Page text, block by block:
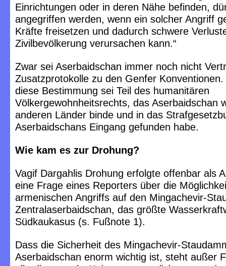
Einrichtungen oder in deren Nähe befinden,
angegriffen werden, wenn ein solcher Angriff
Kräfte freisetzen und dadurch schwere
Zivilbevölkerung verursachen kann.“
Zwar sei Aserbaidschan immer noch nicht
Zusatzprotokolle zu den Genfer
diese Bestimmung sei Teil des humanitären
Völkergewohnheitsrechts, das Aserbaidschan
anderen Länder binde und in das
Aserbaidschans Eingang gefunden habe.
Wie kam es zur Drohung?
Vagif Dargahlis Drohung erfolgte offenbar als
eine Frage eines Reporters über die
armenischen Angriffs auf den Mingachevir-
Zentralaserbaidschan, das größte
Südkaukasus (s. Fußnote 1).
Dass die Sicherheit des Mingachevir-
Aserbaidschan enorm wichtig ist, steht außer